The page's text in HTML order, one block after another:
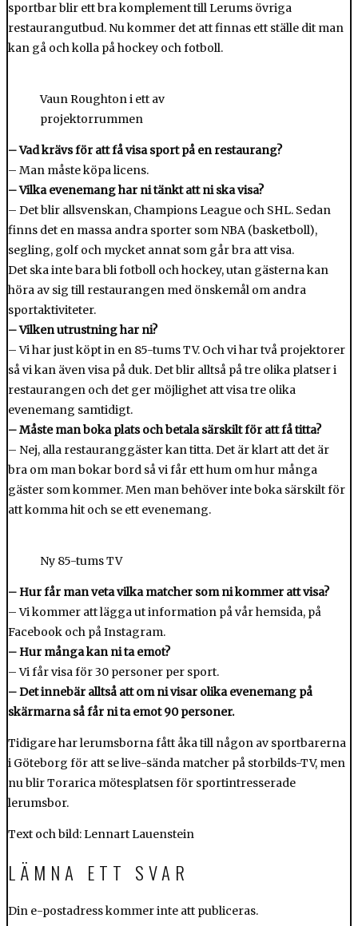
sportbar blir ett bra komplement till Lerums övriga
restaurangutbud. Nu kommer det att finnas ett ställe dit man
kan gå och kolla på hockey och fotboll.
Vaun Roughton i ett av
projektorrummen
– Vad krävs för att få visa sport på en restaurang?
– Man måste köpa licens.
– Vilka evenemang har ni tänkt att ni ska visa?
– Det blir allsvenskan, Champions League och SHL. Sedan
finns det en massa andra sporter som NBA (basketboll),
segling, golf och mycket annat som går bra att visa.
Det ska inte bara bli fotboll och hockey, utan gästerna kan
höra av sig till restaurangen med önskemål om andra
sportaktiviteter.
– Vilken utrustning har ni?
– Vi har just köpt in en 85-tums TV. Och vi har två projektorer
så vi kan även visa på duk. Det blir alltså på tre olika platser i
restaurangen och det ger möjlighet att visa tre olika
evenemang samtidigt.
– Måste man boka plats och betala särskilt för att få titta?
– Nej, alla restauranggäster kan titta. Det är klart att det är
bra om man bokar bord så vi får ett hum om hur många
gäster som kommer. Men man behöver inte boka särskilt för
att komma hit och se ett evenemang.
Ny 85-tums TV
– Hur får man veta vilka matcher som ni kommer att visa?
– Vi kommer att lägga ut information på vår hemsida, på
Facebook och på Instagram.
– Hur många kan ni ta emot?
– Vi får visa för 30 personer per sport.
– Det innebär alltså att om ni visar olika evenemang på
skärmarna så får ni ta emot 90 personer.
Tidigare har lerumsborna fått åka till någon av sportbarerna
i Göteborg för att se live-sända matcher på storbilds-TV, men
nu blir Torarica mötesplatsen för sportintresserade
lerumsbor.
Text och bild: Lennart Lauenstein
LÄMNA ETT SVAR
Din e-postadress kommer inte att publiceras.